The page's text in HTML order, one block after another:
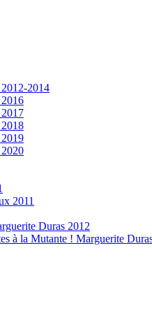
2014
2011
Duras 2012
à la Mutante ! Marguerite